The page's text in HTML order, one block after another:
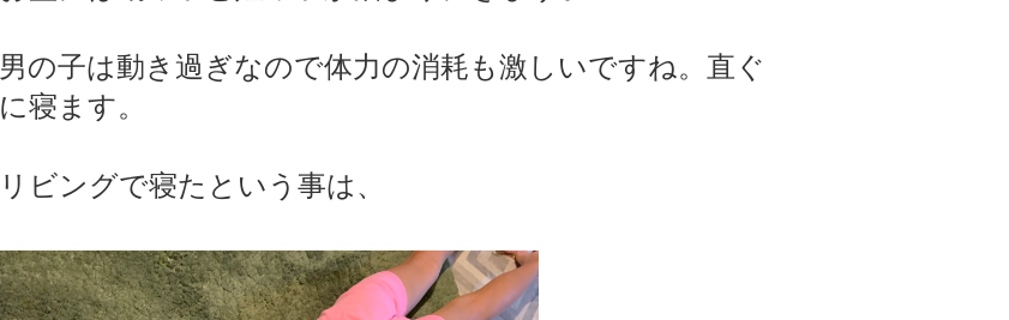
男の子は動き過ぎなので体力の消耗も激しいですね。直ぐ
に寝ます。
リビングで寝たという事は、